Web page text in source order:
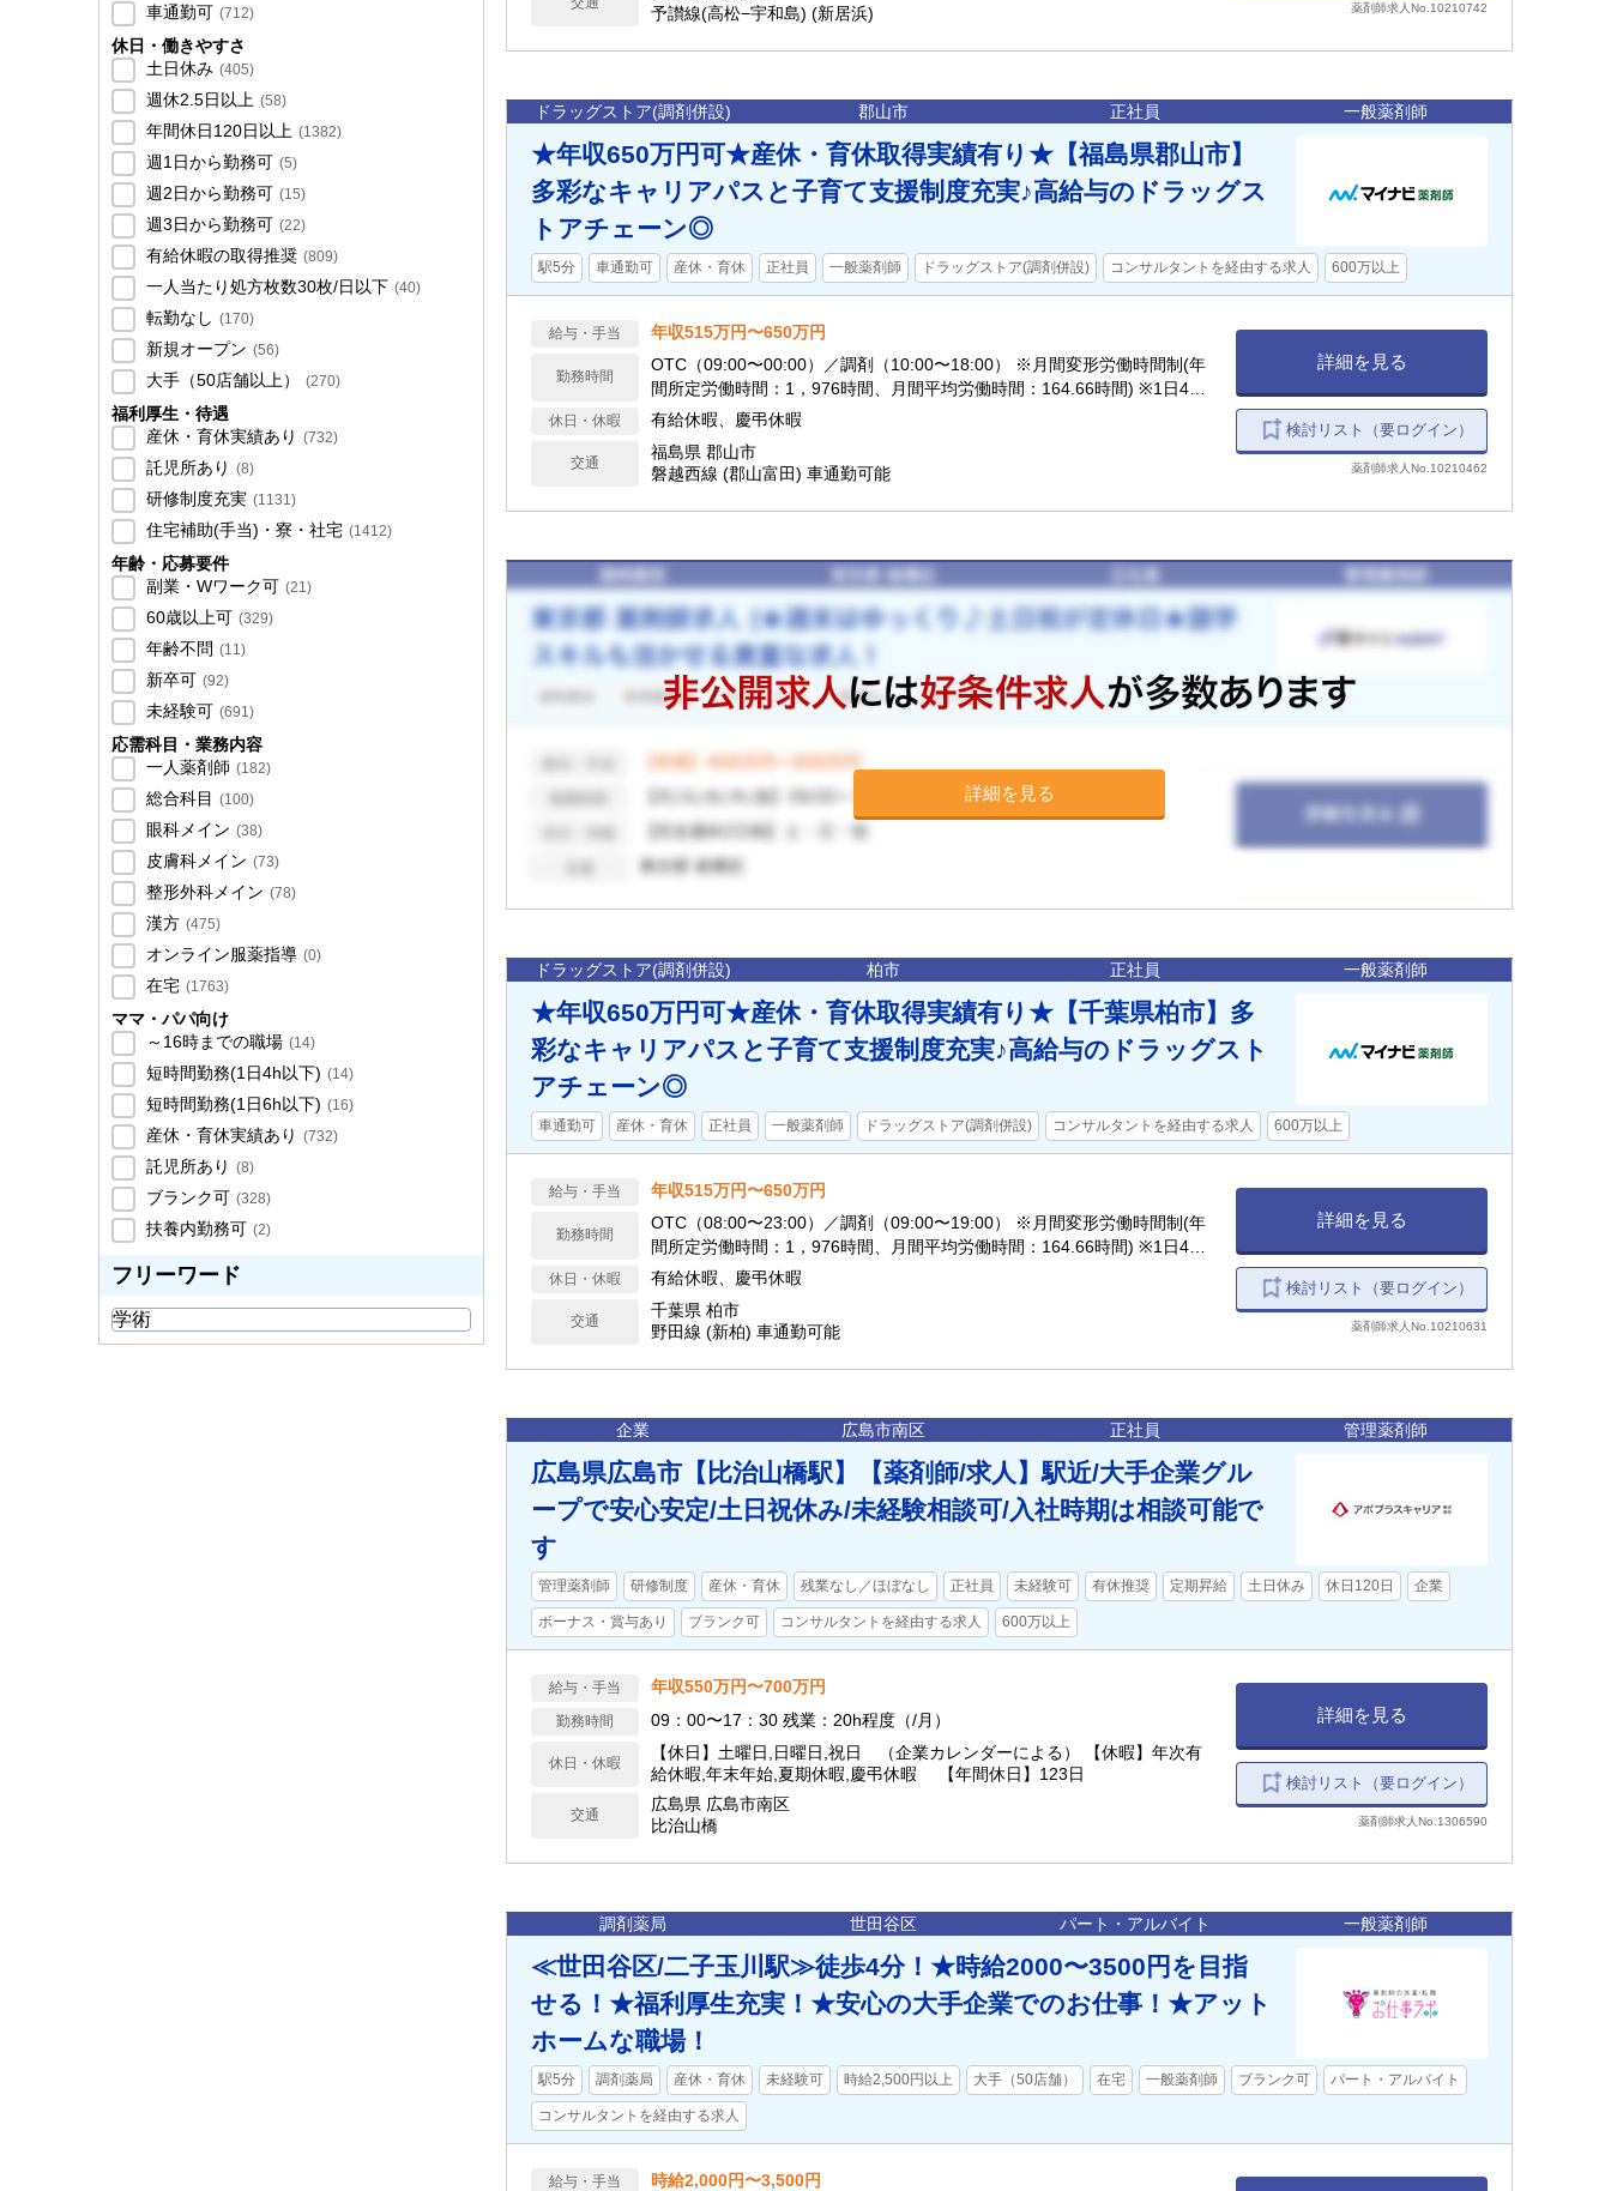
車通勤可 (712)
休日・働きやすさ
土日休み (405)
週休2.5日以上 (58)
年間休日120日以上 (1382)
週1日から勤務可 (5)
週2日から勤務可 (15)
週3日から勤務可 (22)
有給休暇の取得推奨 (809)
一人当たり処方枚数30枚/日以下 (40)
転勤なし (170)
新規オープン (56)
大手（50店舗以上） (270)
福利厚生・待遇
産休・育休実績あり (732)
託児所あり (8)
研修制度充実 (1131)
住宅補助(手当)・寮・社宅 (1412)
年齢・応募要件
副業・Wワーク可 (21)
60歳以上可 (329)
年齢不問 (11)
新卒可 (92)
未経験可 (691)
応需科目・業務内容
一人薬剤師 (182)
総合科目 (100)
眼科メイン (38)
皮膚科メイン (73)
整形外科メイン (78)
漢方 (475)
オンライン服薬指導 (0)
在宅 (1763)
ママ・パパ向け
～16時までの職場 (14)
短時間勤務(1日4h以下) (14)
短時間勤務(1日6h以下) (16)
産休・育休実績あり (732)
託児所あり (8)
ブランク可 (328)
扶養内勤務可 (2)
フリーワード
予讃線(高松−宇和島) (新居浜)
薬剤師求人No.10210742
ドラッグストア(調剤併設) 郡山市 正社員 一般薬剤師
★年収650万円可★産休・育休取得実績有り★【福島県郡山市】
多彩なキャリアパスと子育て支援制度充実♪高給与のドラッグス
トアチェーン◎
駅5分 車通勤可 産休・育休 正社員 一般薬剤師 ドラッグストア(調剤併設) コンサルタントを経由する求人 600万以上
給与・手当 年収515万円〜650万円
勤務時間
OTC（09:00〜00:00）／調剤（10:00〜18:00） ※月間変形労働時間制(年
間所定労働時間：1，976時間、月間平均労働時間：164.66時間) ※1日4〜
15時間の1時間単位で、日ごとに業務の繁閑に応じて勤務時間を設定しま
す。
休日・休暇 有給休暇、慶弔休暇
交通
福島県 郡山市
磐越西線 (郡山富田) 車通勤可能
詳細を見る
検討リスト（要ログイン）
薬剤師求人No.10210462
詳細を見る
ドラッグストア(調剤併設) 柏市 正社員 一般薬剤師
★年収650万円可★産休・育休取得実績有り★【千葉県柏市】多
彩なキャリアパスと子育て支援制度充実♪高給与のドラッグスト
アチェーン◎
車通勤可 産休・育休 正社員 一般薬剤師 ドラッグストア(調剤併設) コンサルタントを経由する求人 600万以上
給与・手当 年収515万円〜650万円
勤務時間
OTC（08:00〜23:00）／調剤（09:00〜19:00） ※月間変形労働時間制(年
間所定労働時間：1，976時間、月間平均労働時間：164.66時間) ※1日4〜
15時間の1時間単位で、日ごとに業務の繁閑に応じて勤務時間を設定しま
す。
休日・休暇 有給休暇、慶弔休暇
交通
千葉県 柏市
野田線 (新柏) 車通勤可能
詳細を見る
検討リスト（要ログイン）
薬剤師求人No.10210631
企業 広島市南区 正社員 管理薬剤師
広島県広島市【比治山橋駅】【薬剤師/求人】駅近/大手企業グル
ープで安心安定/土日祝休み/未経験相談可/入社時期は相談可能で
す
管理薬剤師 研修制度 産休・育休 残業なし／ほぼなし 正社員 未経験可 有休推奨 定期昇給 土日休み 休日120日 企業
ボーナス・賞与あり ブランク可 コンサルタントを経由する求人 600万以上
給与・手当 年収550万円〜700万円
勤務時間 09：00〜17：30 残業：20h程度（/月）
休日・休暇
【休日】土曜日,日曜日,祝日 （企業カレンダーによる） 【休暇】年次有
給休暇,年末年始,夏期休暇,慶弔休暇 【年間休日】123日
交通
広島県 広島市南区
比治山橋
詳細を見る
検討リスト（要ログイン）
薬剤師求人No.1306590
調剤薬局 世田谷区 パート・アルバイト 一般薬剤師
≪世田谷区/二子玉川駅≫徒歩4分！★時給2000〜3500円を目指
せる！★福利厚生充実！★安心の大手企業でのお仕事！★アット
ホームな職場！
駅5分 調剤薬局 産休・育休 未経験可 時給2,500円以上 大手（50店舗） 在宅 一般薬剤師 ブランク可 パート・アルバイト
コンサルタントを経由する求人
給与・手当 時給2,000円〜3,500円